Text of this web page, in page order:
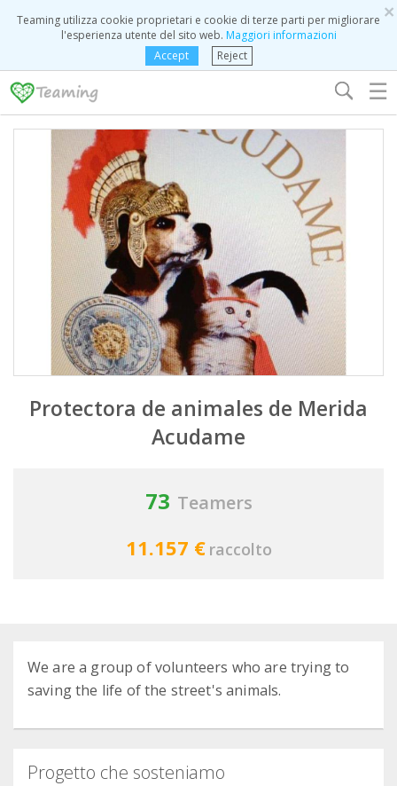
×
Teaming utilizza cookie proprietari e cookie di terze parti per migliorare
l'esperienza utente del sito web. Maggiori informazioni
Accept
Reject
☰
Protectora de animales de Merida
Acudame
73 Teamers
11.157 € raccolto
We are a group of volunteers who are trying to
saving the life of the street's animals.
Progetto che sosteniamo